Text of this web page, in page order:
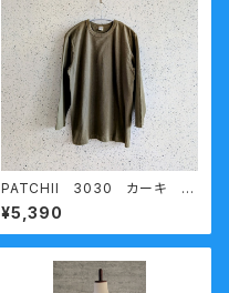
PATCHII 3030 カーキ
熟成コットン 丸胴天竺七分袖
Ｔシャツ 今城メリヤス
¥5,390